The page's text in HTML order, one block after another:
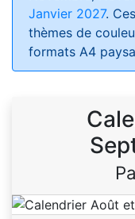
Janvier 2027.
thèmes de
formats A4